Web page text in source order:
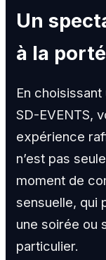
Un
à la
En
SD-EVENTS,
expérience
n’est pas
moment de
sensuelle, qui
une soirée ou
particulier.